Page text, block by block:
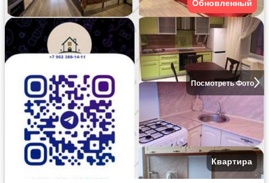
Посмотреть Фото
Квартира